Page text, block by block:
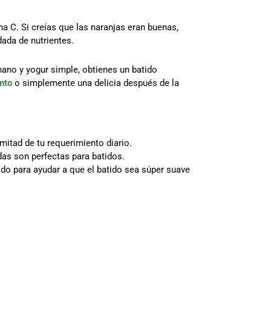
C. Si creías que las naranjas eran buenas,
de nutrientes.
y yogur simple, obtienes un batido
o simplemente una delicia después de la
de tu requerimiento diario.
son perfectas para batidos.
para ayudar a que el batido sea súper suave